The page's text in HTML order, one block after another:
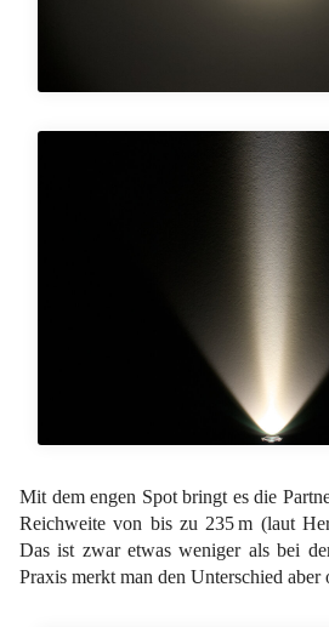
Mit dem engen Spot bringt es die
Reichweite von bis zu 235 m (laut
Das ist zwar etwas weniger als bei
Praxis merkt man den Unterschied aber